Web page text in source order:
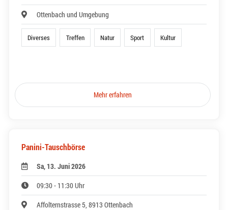
Ottenbach und Umgebung
Diverses Treffen Natur Sport Kultur
Mehr erfahren
Panini-Tauschbörse
Sa, 13. Juni 2026
09:30 - 11:30 Uhr
Affolternstrasse 5, 8913 Ottenbach